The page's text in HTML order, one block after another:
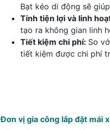
Bạt kéo di động sẽ
Tính tiện lợi và linh
tạo ra không gian linh
Tiết kiệm chi phí: So
tiết kiệm được chi phí
Đơn vị gia công lắp đặt mái